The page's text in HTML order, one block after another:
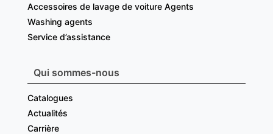
Accessoires de lavage de voiture Agents
Washing agents
Service d’assistance
Qui sommes-nous
Catalogues
Actualités
Carrière